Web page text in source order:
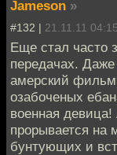
Jameson »
#132 | 21.11.11 04:15
Еще стал часто
передачах.
амерский
озабоченых
военная
прорывается на
бунтующих и